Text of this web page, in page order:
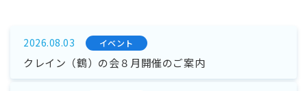
2026.08.03 イベント
クレイン（鶴）の会８月開催のご案内